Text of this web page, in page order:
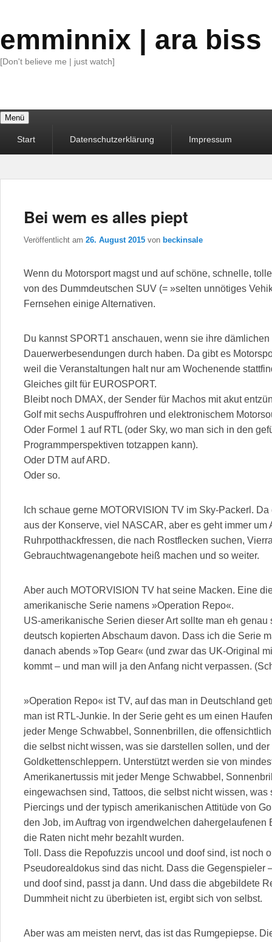
emminnix | ara biss
[Don't believe me | just watch]
Menü
MenüStart Datenschutzerklärung Impressum
Bei wem es alles piept
Veröffentlicht am 26. August 2015 von beckinsale
Wenn du Motorsport magst und auf schöne, schnelle,
von des Dummdeutschen SUV (= »selten unnötiges
Fernsehen einige Alternativen.
Du kannst SPORT1 anschauen, wenn sie ihre
Dauerwerbesendungen durch haben. Da gibt es
weil die Veranstaltungen halt nur am Wochenende
Gleiches gilt für EUROSPORT.
Bleibt noch DMAX, der Sender für Machos mit akut
Golf mit sechs Auspuffrohren und elektronischem
Oder Formel 1 auf RTL (oder Sky, wo man sich in den
Programmperspektiven totzappen kann).
Oder DTM auf ARD.
Oder so.
Ich schaue gerne MOTORVISION TV im Sky-Packerl.
aus der Konserve, viel NASCAR, aber es geht immer um
Ruhrpotthackfressen, die nach Rostflecken suchen,
Gebrauchtwagenangebote heiß machen und so weiter.
Aber auch MOTORVISION TV hat seine Macken. Eine
amerikanische Serie namens »Operation Repo«.
US-amerikanische Serien dieser Art sollte man eh
deutsch kopierten Abschaum davon. Dass ich die Serie
danach abends »Top Gear« (und zwar das UK-Original
kommt – und man will ja den Anfang nicht verpassen.
»Operation Repo« ist TV, auf das man in Deutschland
man ist RTL-Junkie. In der Serie geht es um einen
jeder Menge Schwabbel, Sonnenbrillen, die
die selbst nicht wissen, was sie darstellen sollen, und
Goldkettenschleppern. Unterstützt werden sie von
Amerikanertussis mit jeder Menge Schwabbel,
eingewachsen sind, Tattoos, die selbst nicht wissen,
Piercings und der typisch amerikanischen Attitüde von
den Job, im Auftrag von irgendwelchen dahergelaufenen
die Raten nicht mehr bezahlt wurden.
Toll. Dass die Repofuzzis uncool und doof sind, ist noch
Pseudorealdokus sind das nicht. Dass die Gegenspieler
und doof sind, passt ja dann. Und dass die abgebildete
Dummheit nicht zu überbieten ist, ergibt sich von selbst.
Aber was am meisten nervt, das ist das Rumgepiepse.